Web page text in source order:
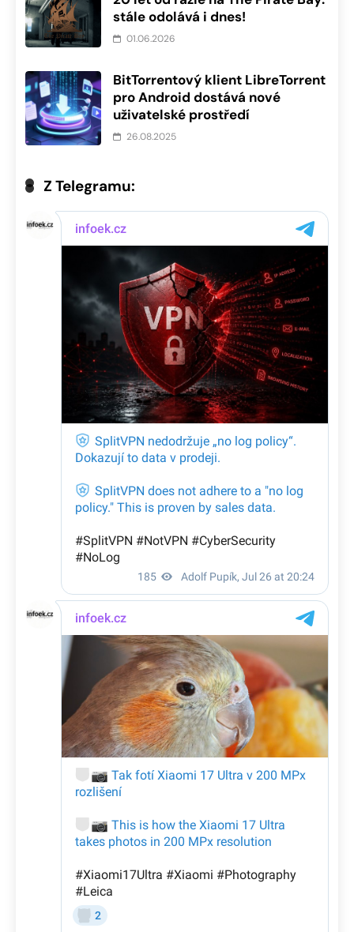
stále odolává i dnes!
01.06.2026
BitTorrentový klient LibreTorrent
pro Android dostává nové
uživatelské prostředí
26.08.2025
Z Telegramu: